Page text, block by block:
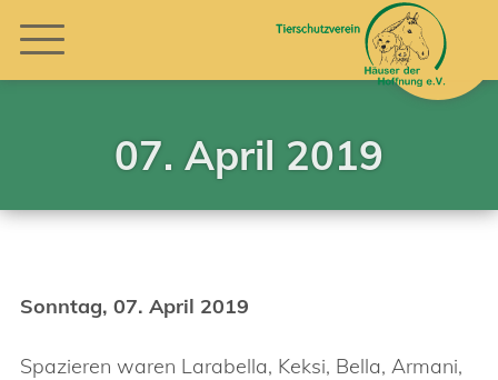
07. April 2019
Sonntag, 07. April 2019
Spazieren waren Larabella, Keksi, Bella, Armani,